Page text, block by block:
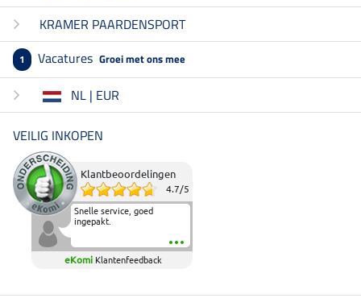
KRAMER PAARDENSPORT
1 Vacatures Groei met ons mee
NL | EUR
VEILIG INKOPEN
Klantbeoordelingen
4.7/5
Snelle service, goed
ingepakt.
eKomi Klantenfeedback